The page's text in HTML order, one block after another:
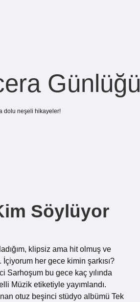
Günlüğü
dolu neşeli hikayeler!
Söylüyor
klipsiz ama hit olmuş ve
her gece kimin şarkısı?
Sarhoşum bu gece kaç yılında
Müzik etiketiyle yayımlandı.
otuz beşinci stüdyo albümü Tek